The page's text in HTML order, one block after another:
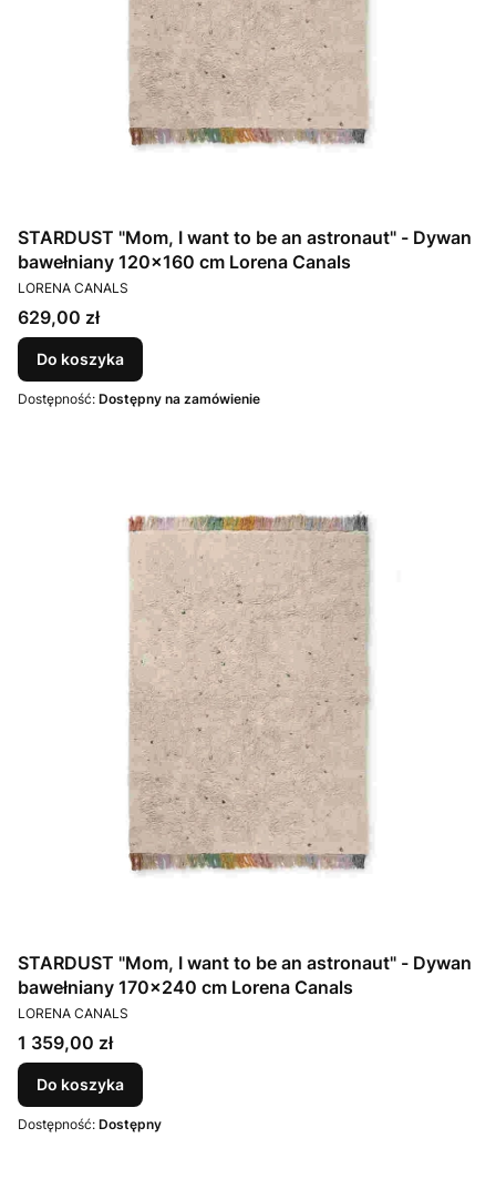
STARDUST "Mom, I want to be an astronaut" - Dywan
bawełniany 120x160 cm Lorena Canals
PRODUCENT
LORENA CANALS
Cena
629,00 zł
Do koszyka
Dostępność: Dostępny na zamówienie
STARDUST "Mom, I want to be an astronaut" - Dywan
bawełniany 170x240 cm Lorena Canals
PRODUCENT
LORENA CANALS
Cena
1 359,00 zł
Do koszyka
Dostępność: Dostępny